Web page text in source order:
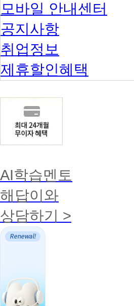
목
이
상
해
커
스
원
격
평
교
육
원
실
습
과
청
학
사
일
정
확
인
(실
간
및
오
모바일 안내센터
공지사항
취업정보
제휴할인혜택
AI학습멘토
해답이와
상담하기 >